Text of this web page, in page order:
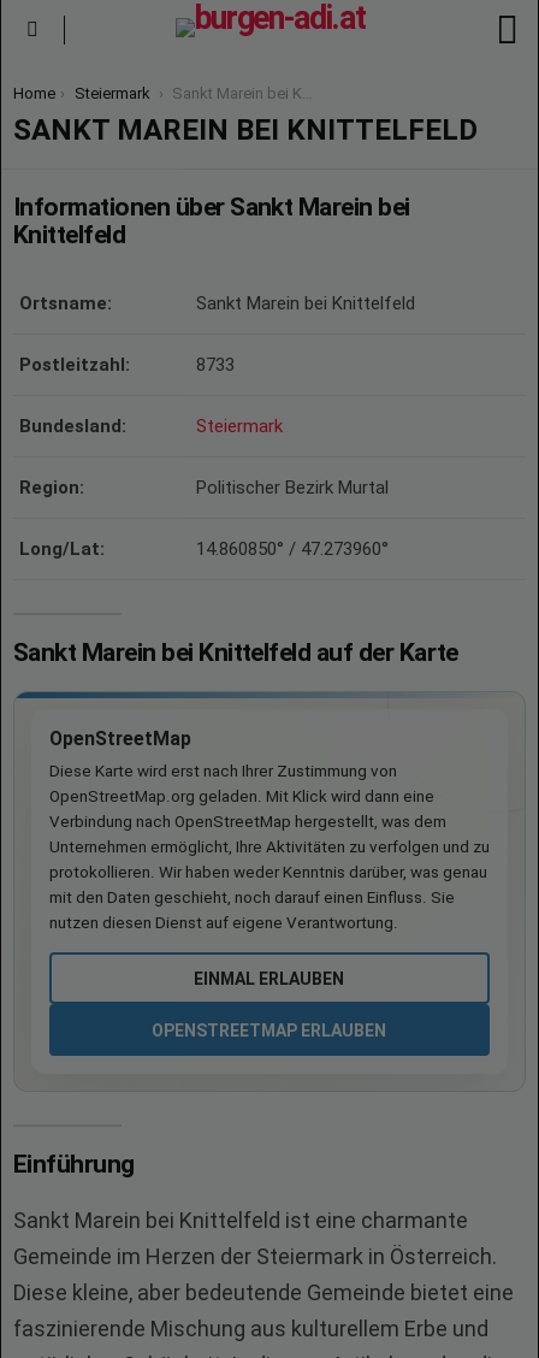
You are here:
Home Steiermark Sankt Marein bei Knittelfeld
SANKT MAREIN BEI KNITTELFELD
Informationen über Sankt Marein bei
Knittelfeld
Ortsname: Sankt Marein bei Knittelfeld
Postleitzahl: 8733
Bundesland: Steiermark
Region: Politischer Bezirk Murtal
Long/Lat: 14.860850° / 47.273960°
Sankt Marein bei Knittelfeld auf der Karte
OpenStreetMap
Diese Karte wird erst nach Ihrer Zustimmung von
OpenStreetMap.org geladen. Mit Klick wird dann eine
Verbindung nach OpenStreetMap hergestellt, was dem
Unternehmen ermöglicht, Ihre Aktivitäten zu verfolgen und zu
protokollieren. Wir haben weder Kenntnis darüber, was genau
mit den Daten geschieht, noch darauf einen Einfluss. Sie
nutzen diesen Dienst auf eigene Verantwortung.
EINMAL ERLAUBEN
OPENSTREETMAP ERLAUBEN
Einführung
Sankt Marein bei Knittelfeld ist eine charmante
Gemeinde im Herzen der Steiermark in Österreich.
Diese kleine, aber bedeutende Gemeinde bietet eine
faszinierende Mischung aus kulturellem Erbe und